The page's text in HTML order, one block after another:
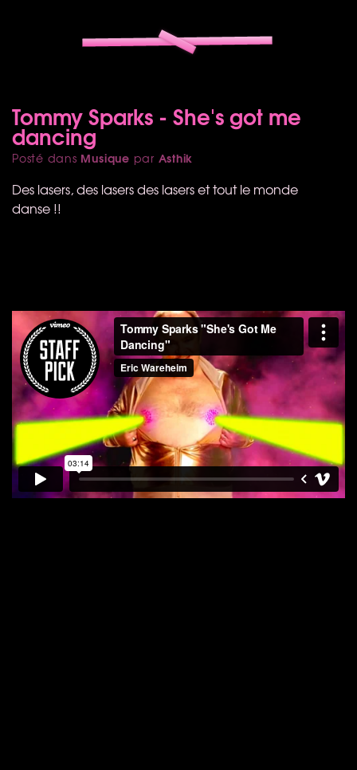
Tommy Sparks - She's got me
dancing
Posté dans Musique par Asthik
Des lasers, des lasers des lasers et tout le monde
danse !!